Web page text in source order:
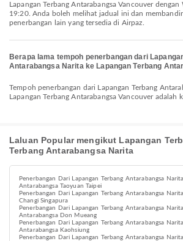
Lapangan Terbang Antarabangsa Vancouver dengan
19:20. Anda boleh melihat jadual ini dan
penerbangan lain yang tersedia di Airpaz.
Berapa lama tempoh penerbangan dari
Antarabangsa Narita ke Lapangan Terbang
Tempoh penerbangan dari Lapangan Terbang Antarabangsa Narita ke
Lapangan Terbang Antarabangsa Vancouver adalah
Laluan Popular mengikut Lapangan
Terbang Antarabangsa Narita
Penerbangan Dari Lapangan Terbang Antarabangsa
Antarabangsa Taoyuan Taipei
Penerbangan Dari Lapangan Terbang Antarabangsa
Changi Singapura
Penerbangan Dari Lapangan Terbang Antarabangsa
Antarabangsa Don Mueang
Penerbangan Dari Lapangan Terbang Antarabangsa
Antarabangsa Kaohsiung
Penerbangan Dari Lapangan Terbang Antarabangsa